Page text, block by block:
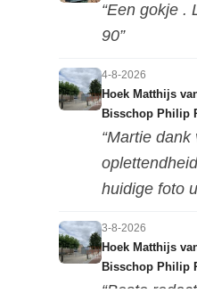
“Een gokje .
90”
4-8-2026
Hoek Matthijs
Bisschop Philip
“Martie dank
huidige foto
3-8-2026
Hoek Matthijs
Bisschop Philip
“Beste